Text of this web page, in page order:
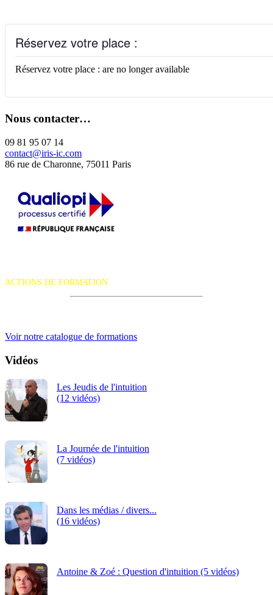
Réservez votre place :
Réservez votre place : are no longer available
Nous contacter…
09 81 95 07 14
contact@iris-ic.com
86 rue de Charonne, 75011 Paris
ACTIONS DE FORMATION
Voir notre catalogue de formations
Vidéos
Les Jeudis de l'intuition
(12 vidéos)
La Journée de l'intuition
(7 vidéos)
Dans les médias / divers...
(16 vidéos)
Antoine & Zoé : Question d'intuition (5 vidéos)